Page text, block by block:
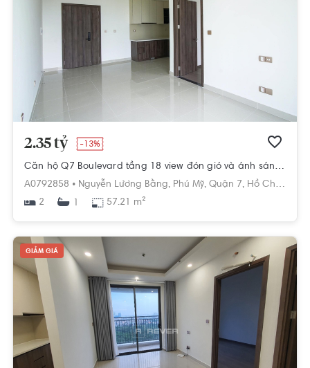
2.35 tỷ -13%
Căn hộ Q7 Boulevard tầng 18 view đón gió và ánh sáng tốt, nội thất cơ bản.
A0792858 • Nguyễn Lương Bằng, Phú Mỹ, Quận 7, Hồ Chí Minh
2
57.21 m²
GIẢM GIÁ